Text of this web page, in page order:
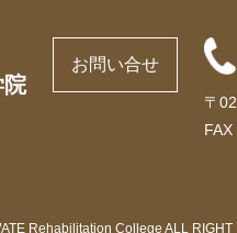
院
お問い合せ
〒
Rehabilitation College ALL RIGHT